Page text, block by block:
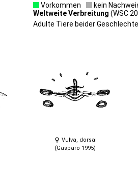
Vorkommen
kein
Weltweite Verbreitung (WSC
Adulte Tiere beider
Vulva, dorsal
(Gasparo 1995)